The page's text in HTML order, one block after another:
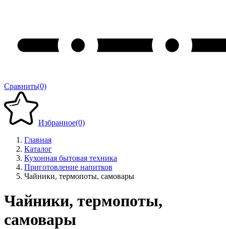
Сравнить(0)
Избранное(0)
Главная
Каталог
Кухонная бытовая техника
Приготовление напитков
Чайники, термопоты, самовары
Чайники, термопоты,
самовары